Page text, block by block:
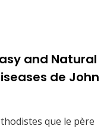
and Natural
de John
que le père